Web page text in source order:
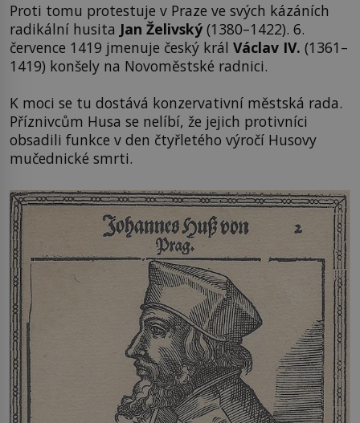
Proti tomu protestuje v Praze ve svých kázáních
radikální husita Jan Želivský(1380–1422). 6.
července 1419 jmenuje český král Václav IV. (1361–
1419) konšely na Novoměstské radnici.
K moci se tu dostává konzervativní městská rada.
Příznivcům Husa se nelíbí, že jejich protivníci
obsadili funkce v den čtyřletého výročí Husovy
mučednické smrti.